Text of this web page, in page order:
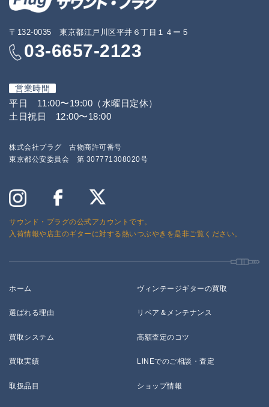
〒132-0035 東京都江戸川区平井６丁目１４ー５
03-6657-2123
営業時間
平日 11:00〜19:00（水曜日定休）
土日祝日 12:00〜18:00
株式会社プラグ 古物商許可番号
東京都公安委員会 第 307771308020号
サウンド・プラグの公式アカウントです。
入荷情報や店主のギターに対する熱いつぶやきを是非ご覧ください。
ホーム
選ばれる理由
買取システム
買取実績
取扱品目
ヴィンテージギターの買取
リペア＆メンテナンス
高額査定のコツ
LINEでのご相談・査定
ショップ情報